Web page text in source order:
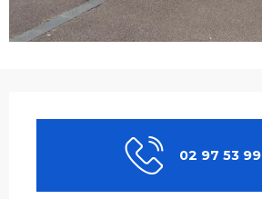
02 97 53 99